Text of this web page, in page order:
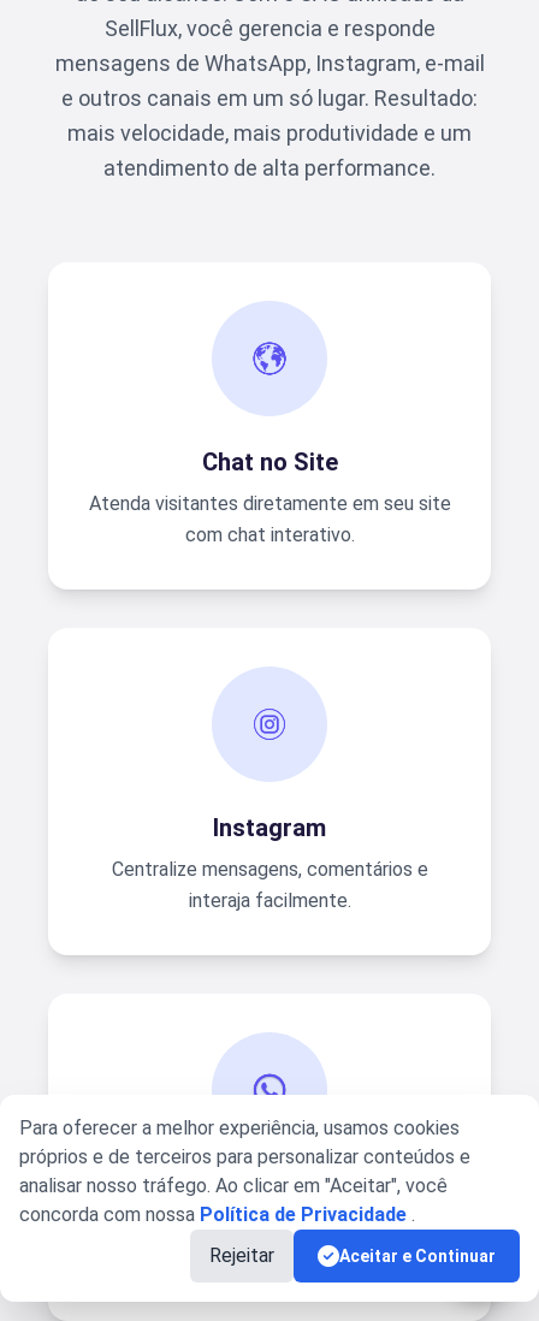
SellFlux, você gerencia e responde
mensagens de WhatsApp, Instagram, e-mail
e outros canais em um só lugar. Resultado:
mais velocidade, mais produtividade e um
atendimento de alta performance.
Chat no Site
Atenda visitantes diretamente em seu site
com chat interativo.
Instagram
Centralize mensagens, comentários e
interaja facilmente.
Whatsapp
Automatize e gerencie o atendimento pelo
WhatsApp.
Para oferecer a melhor experiência, usamos cookies
próprios e de terceiros para personalizar conteúdos e
analisar nosso tráfego. Ao clicar em "Aceitar", você
concorda com nossa Política de Privacidade .
Rejeitar
Aceitar e Continuar